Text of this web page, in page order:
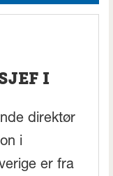
I
direktør
i
er fra